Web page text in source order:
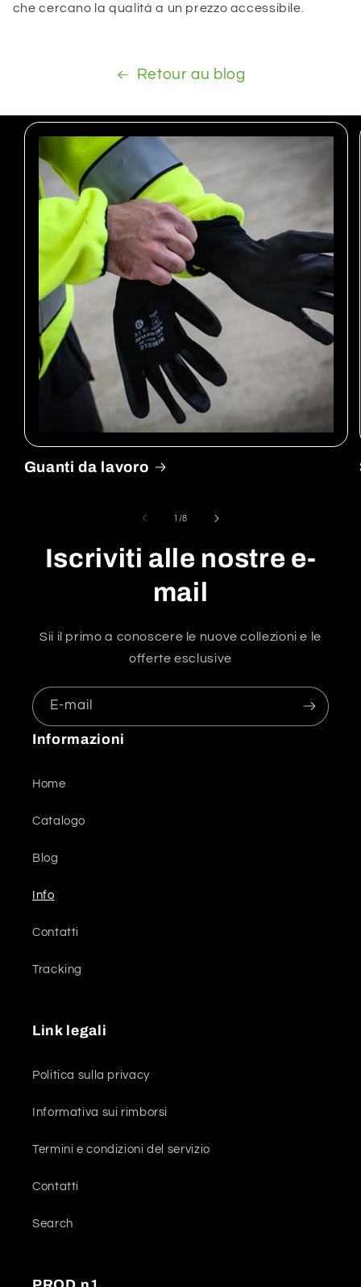
che cercano la qualità a un prezzo accessibile.
Retour au blog
Guanti da lavoro
1 /de
8
Iscriviti alle nostre e-
mail
Sii il primo a conoscere le nuove collezioni e le
offerte esclusive
E-mail
Informazioni
Home
Catalogo
Blog
Info
Contatti
Tracking
Link legali
Politica sulla privacy
Informativa sui rimborsi
Termini e condizioni del servizio
Contatti
Search